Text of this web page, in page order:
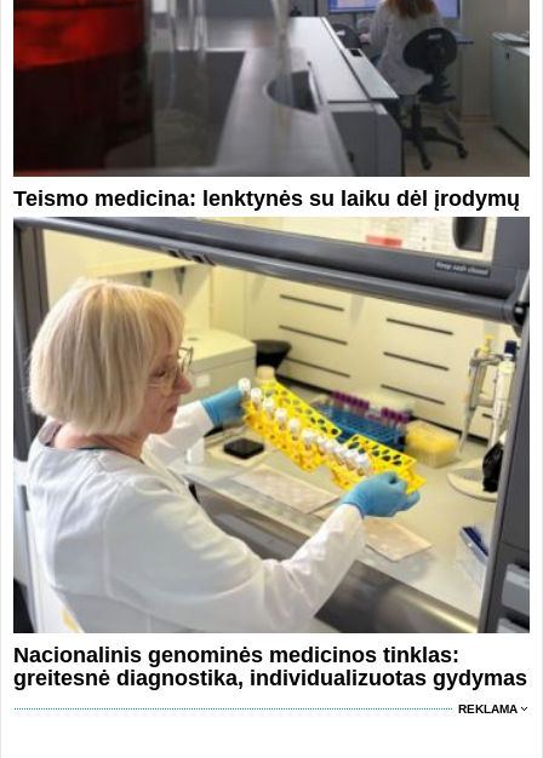
Teismo medicina: lenktynės su laiku dėl įrodymų
Nacionalinis genominės medicinos tinklas:
greitesnė diagnostika, individualizuotas gydymas
REKLAMA